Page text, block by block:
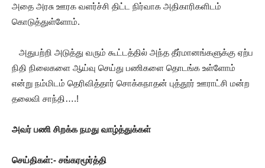
அதை அரசு ஊரக வளர்ச்சி திட்ட நிர்வாக அதிகாரிகளிடம்
கொடுத்துள்ளோம்.
அதுபற்றி அடுத்து வரும் கூட்டத்தில் அந்த தீர்மானங்களுக்கு ஏற்ப
நிதி நிலைகளை ஆய்வு செய்து பணிகளை தொடங்க உள்ளோம்
என்று நம்மிடம் தெரிவித்தார் சொக்கநாதன் புத்தூர் ஊராட்சி மன்ற
தலைவி சாந்தி….!
அவர் பணி சிறக்க நமது வாழ்த்துக்கள்
செய்திகள்:- சங்கரமூர்த்தி